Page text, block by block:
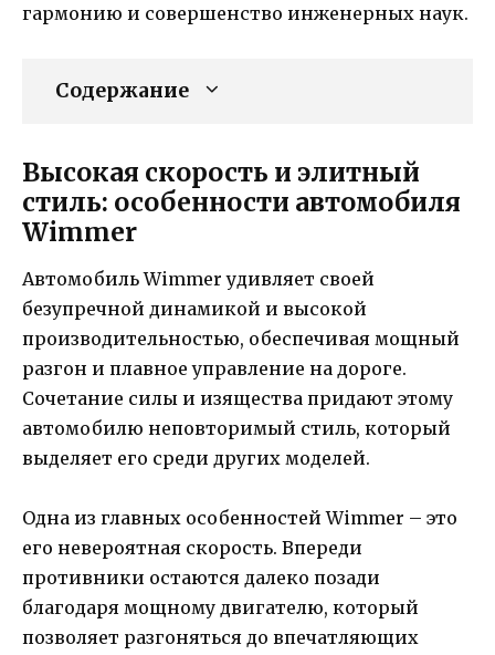
гармонию и совершенство инженерных наук.
Содержание
Высокая скорость и элитный
стиль: особенности автомобиля
Wimmer
Автомобиль Wimmer удивляет своей
безупречной динамикой и высокой
производительностью, обеспечивая мощный
разгон и плавное управление на дороге.
Сочетание силы и изящества придают этому
автомобилю неповторимый стиль, который
выделяет его среди других моделей.
Одна из главных особенностей Wimmer – это
его невероятная скорость. Впереди
противники остаются далеко позади
благодаря мощному двигателю, который
позволяет разгоняться до впечатляющих